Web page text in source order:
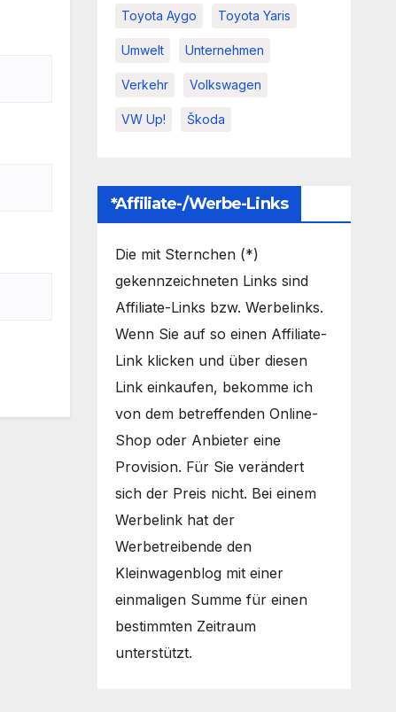
Toyota Aygo Toyota Yaris
Umwelt Unternehmen
Verkehr Volkswagen
VW Up! Škoda
*Affiliate-/Werbe-Links
Die mit Sternchen (*)
gekennzeichneten Links sind
Affiliate-Links bzw. Werbelinks.
Wenn Sie auf so einen Affiliate-
Link klicken und über diesen
Link einkaufen, bekomme ich
von dem betreffenden Online-
Shop oder Anbieter eine
Provision. Für Sie verändert
sich der Preis nicht. Bei einem
Werbelink hat der
Werbetreibende den
Kleinwagenblog mit einer
einmaligen Summe für einen
bestimmten Zeitraum
unterstützt.